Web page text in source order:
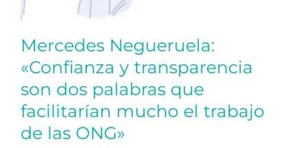
Mercedes Negueruela:
«Confianza y transparencia
son dos palabras que
facilitarían mucho el trabajo
de las ONG»